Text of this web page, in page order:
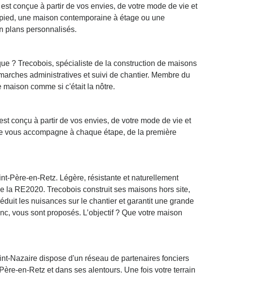
conçue à partir de vos envies, de votre mode de vie et
une maison contemporaine à étage ou une
plans personnalisés.
? Trecobois, spécialiste de la construction de maisons
administratives et suivi de chantier. Membre du
comme si c'était la nôtre.
conçu à partir de vos envies, de votre mode de vie et
accompagne à chaque étape, de la première
Père-en-Retz. Légère, résistante et naturellement
la RE2020. Trecobois construit ses maisons hors site,
les nuisances sur le chantier et garantit une grande
vous sont proposés. L’objectif ? Que votre maison
Nazaire dispose d'un réseau de partenaires fonciers
en-Retz et dans ses alentours. Une fois votre terrain